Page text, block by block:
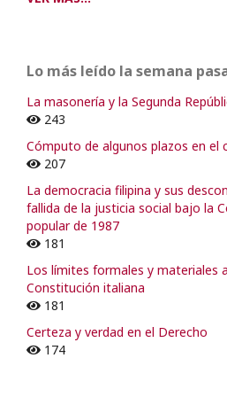
Lo más leído la semana
La masonería y la Segunda
243
Cómputo de algunos plazos en el
207
La democracia filipina y sus
fallida de la justicia social bajo la
popular de 1987
181
Los límites formales y materiales
Constitución italiana
181
Certeza y verdad en el Derecho
174